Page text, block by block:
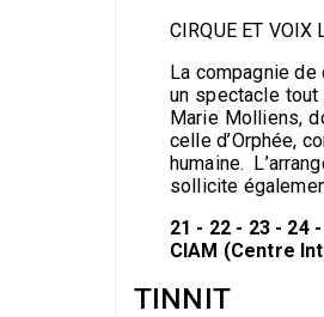
CIRQUE ET VOIX
La compagnie
un spectacle tout
Marie Molliens,
celle d’Orphée,
humaine.
sollicite
21 - 22 - 23 - 24
CIAM (Centre
TINNIT